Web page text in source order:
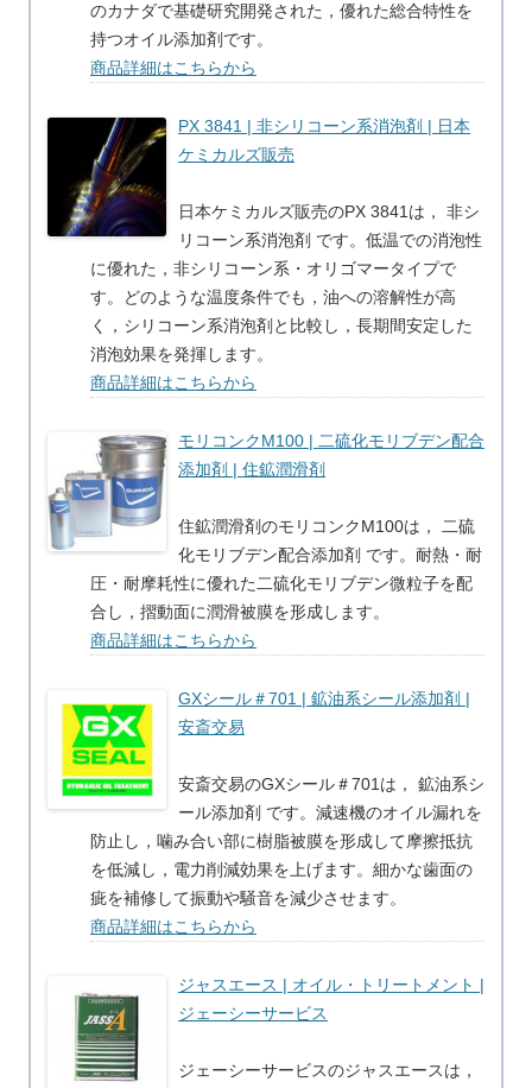
のカナダで基礎研究開発された，優れた総合特性を
持つオイル添加剤です。
商品詳細はこちらから
PX 3841 | 非シリコーン系消泡剤 | 日本
ケミカルズ販売
日本ケミカルズ販売のPX 3841は， 非シ
リコーン系消泡剤 です。低温での消泡性
に優れた，非シリコーン系・オリゴマータイプで
す。どのような温度条件でも，油への溶解性が高
く，シリコーン系消泡剤と比較し，長期間安定した
消泡効果を発揮します。
商品詳細はこちらから
モリコンクM100 | 二硫化モリブデン配合
添加剤 | 住鉱潤滑剤
住鉱潤滑剤のモリコンクM100は， 二硫
化モリブデン配合添加剤 です。耐熱・耐
圧・耐摩耗性に優れた二硫化モリブデン微粒子を配
合し，摺動面に潤滑被膜を形成します。
商品詳細はこちらから
GXシール＃701 | 鉱油系シール添加剤 |
安斎交易
安斎交易のGXシール＃701は， 鉱油系シ
ール添加剤 です。減速機のオイル漏れを
防止し，噛み合い部に樹脂被膜を形成して摩擦抵抗
を低減し，電力削減効果を上げます。細かな歯面の
疵を補修して振動や騒音を減少させます。
商品詳細はこちらから
ジャスエース | オイル・トリートメント |
ジェーシーサービス
ジェーシーサービスのジャスエースは，